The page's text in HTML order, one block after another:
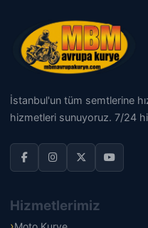
İstanbul'un tüm semtlerine
hizmetleri sunuyoruz. 7/24
Hizmetlerimiz